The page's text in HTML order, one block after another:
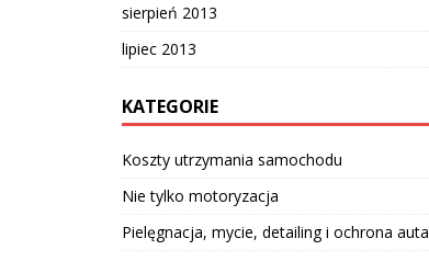
sierpień 2013
lipiec 2013
KATEGORIE
Koszty utrzymania samochodu
Nie tylko motoryzacja
Pielęgnacja, mycie, detailing i ochrona auta